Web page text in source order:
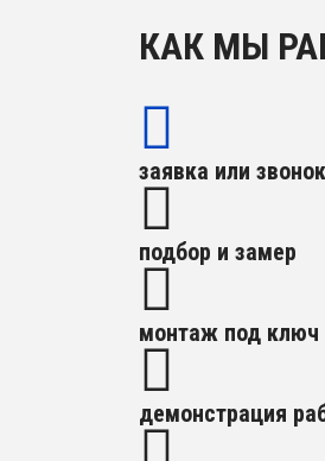
КАК МЫ
заявка или звонок
подбор и замер
монтаж под ключ
демонстрация